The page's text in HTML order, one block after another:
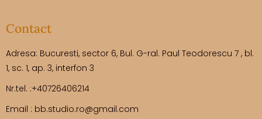
Contact
Adresa: Bucuresti, sector 6, Bul. G-ral. Paul Teodorescu 7 , bl.
1, sc. 1, ap. 3, interfon 3
Nr.tel. :+40726406214
Email : bb.studio.ro@gmail.com